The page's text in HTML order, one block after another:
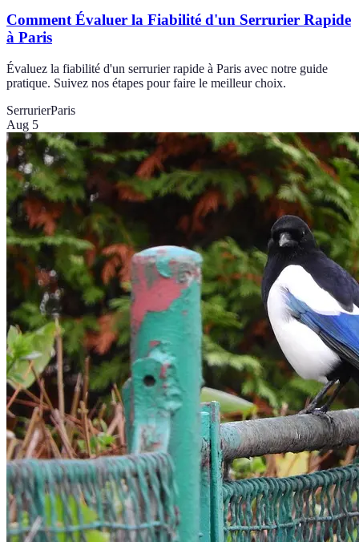
Comment Évaluer la Fiabilité d'un Serrurier Rapide
à Paris
Évaluez la fiabilité d'un serrurier rapide à Paris avec notre guide
pratique. Suivez nos étapes pour faire le meilleur choix.
SerrurierParis
Aug 5